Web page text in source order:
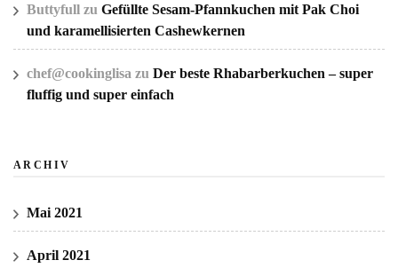
Buttyfull zu Gefüllte Sesam-Pfannkuchen mit Pak Choi
und karamellisierten Cashewkernen
chef@cookinglisa zu Der beste Rhabarberkuchen – super
fluffig und super einfach
ARCHIV
Mai 2021
April 2021